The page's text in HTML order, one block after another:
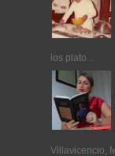
los plato...
Villavicencio,